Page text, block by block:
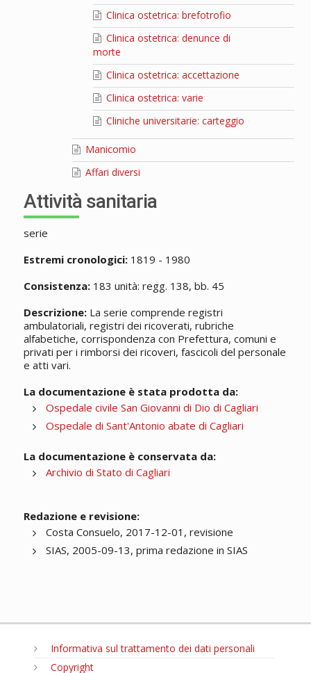
Clinica ostetrica: brefotrofio
Clinica ostetrica: denunce di
morte
Clinica ostetrica: accettazione
Clinica ostetrica: varie
Cliniche universitarie: carteggio
Manicomio
Affari diversi
Attività sanitaria
serie
Estremi cronologici:1819 - 1980
Consistenza:183 unità: regg. 138, bb. 45
Descrizione:La serie comprende registri
ambulatoriali, registri dei ricoverati, rubriche
alfabetiche, corrispondenza con Prefettura, comuni e
privati per i rimborsi dei ricoveri, fascicoli del personale
e atti vari.
La documentazione è stata prodotta da:
Ospedale civile San Giovanni di Dio di Cagliari
Ospedale di Sant'Antonio abate di Cagliari
La documentazione è conservata da:
Archivio di Stato di Cagliari
Redazione e revisione:
Costa Consuelo, 2017-12-01, revisione
SIAS, 2005-09-13, prima redazione in SIAS
Informativa sul trattamento dei dati personali
Copyright